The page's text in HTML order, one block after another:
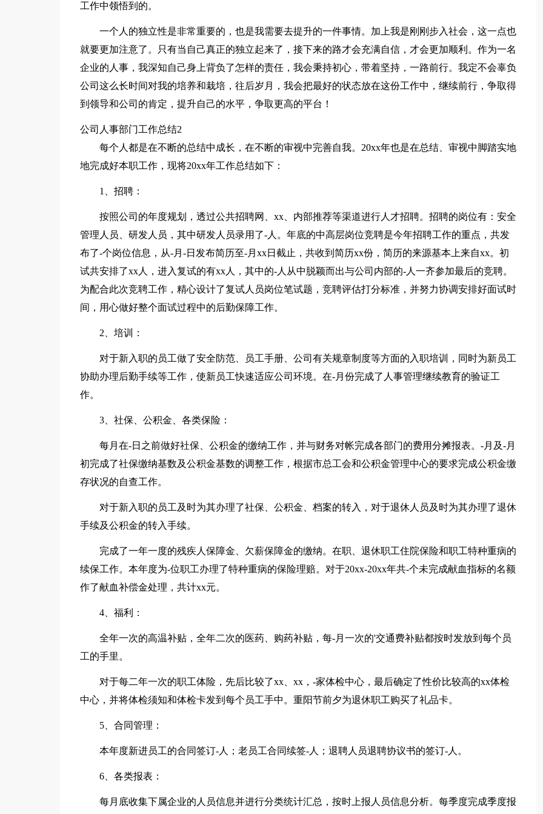
工作中领悟到的。
一个人的独立性是非常重要的，也是我需要去提升的一件事情。加上我是刚刚步入社会，这一点也
就要更加注意了。只有当自己真正的独立起来了，接下来的路才会充满自信，才会更加顺利。作为一名
企业的人事，我深知自己身上背负了怎样的责任，我会秉持初心，带着坚持，一路前行。我定不会辜负
公司这么长时间对我的培养和栽培，往后岁月，我会把最好的状态放在这份工作中，继续前行，争取得
到领导和公司的肯定，提升自己的水平，争取更高的平台！
公司人事部门工作总结2
每个人都是在不断的总结中成长，在不断的审视中完善自我。20xx年也是在总结、审视中脚踏实地
地完成好本职工作，现将20xx年工作总结如下：
1、招聘：
按照公司的年度规划，透过公共招聘网、xx、内部推荐等渠道进行人才招聘。招聘的岗位有：安全
管理人员、研发人员，其中研发人员录用了-人。年底的中高层岗位竞聘是今年招聘工作的重点，共发
布了-个岗位信息，从-月-日发布简历至-月xx日截止，共收到简历xx份，简历的来源基本上来自xx。初
试共安排了xx人，进入复试的有xx人，其中的-人从中脱颖而出与公司内部的-人一齐参加最后的竞聘。
为配合此次竞聘工作，精心设计了复试人员岗位笔试题，竞聘评估打分标准，并努力协调安排好面试时
间，用心做好整个面试过程中的后勤保障工作。
2、培训：
对于新入职的员工做了安全防范、员工手册、公司有关规章制度等方面的入职培训，同时为新员工
协助办理后勤手续等工作，使新员工快速适应公司环境。在-月份完成了人事管理继续教育的验证工
作。
3、社保、公积金、各类保险：
每月在-日之前做好社保、公积金的缴纳工作，并与财务对帐完成各部门的费用分摊报表。-月及-月
初完成了社保缴纳基数及公积金基数的调整工作，根据市总工会和公积金管理中心的要求完成公积金缴
存状况的自查工作。
对于新入职的员工及时为其办理了社保、公积金、档案的转入，对于退休人员及时为其办理了退休
手续及公积金的转入手续。
完成了一年一度的残疾人保障金、欠薪保障金的缴纳。在职、退休职工住院保险和职工特种重病的
续保工作。本年度为-位职工办理了特种重病的保险理赔。对于20xx-20xx年共-个未完成献血指标的名额
作了献血补偿金处理，共计xx元。
4、福利：
全年一次的高温补贴，全年二次的医药、购药补贴，每-月一次的'交通费补贴都按时发放到每个员
工的手里。
对于每二年一次的职工体险，先后比较了xx、xx，-家体检中心，最后确定了性价比较高的xx体检
中心，并将体检须知和体检卡发到每个员工手中。重阳节前夕为退休职工购买了礼品卡。
5、合同管理：
本年度新进员工的合同签订-人；老员工合同续签-人；退聘人员退聘协议书的签订-人。
6、各类报表：
每月底收集下属企业的人员信息并进行分类统计汇总，按时上报人员信息分析。每季度完成季度报